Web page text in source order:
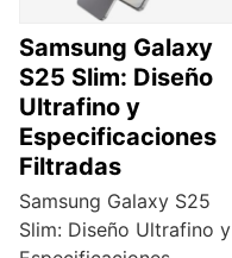
Samsung Galaxy
S25 Slim: Diseño
Ultrafino y
Especificaciones
Filtradas
Samsung Galaxy S25
Slim: Diseño Ultrafino y